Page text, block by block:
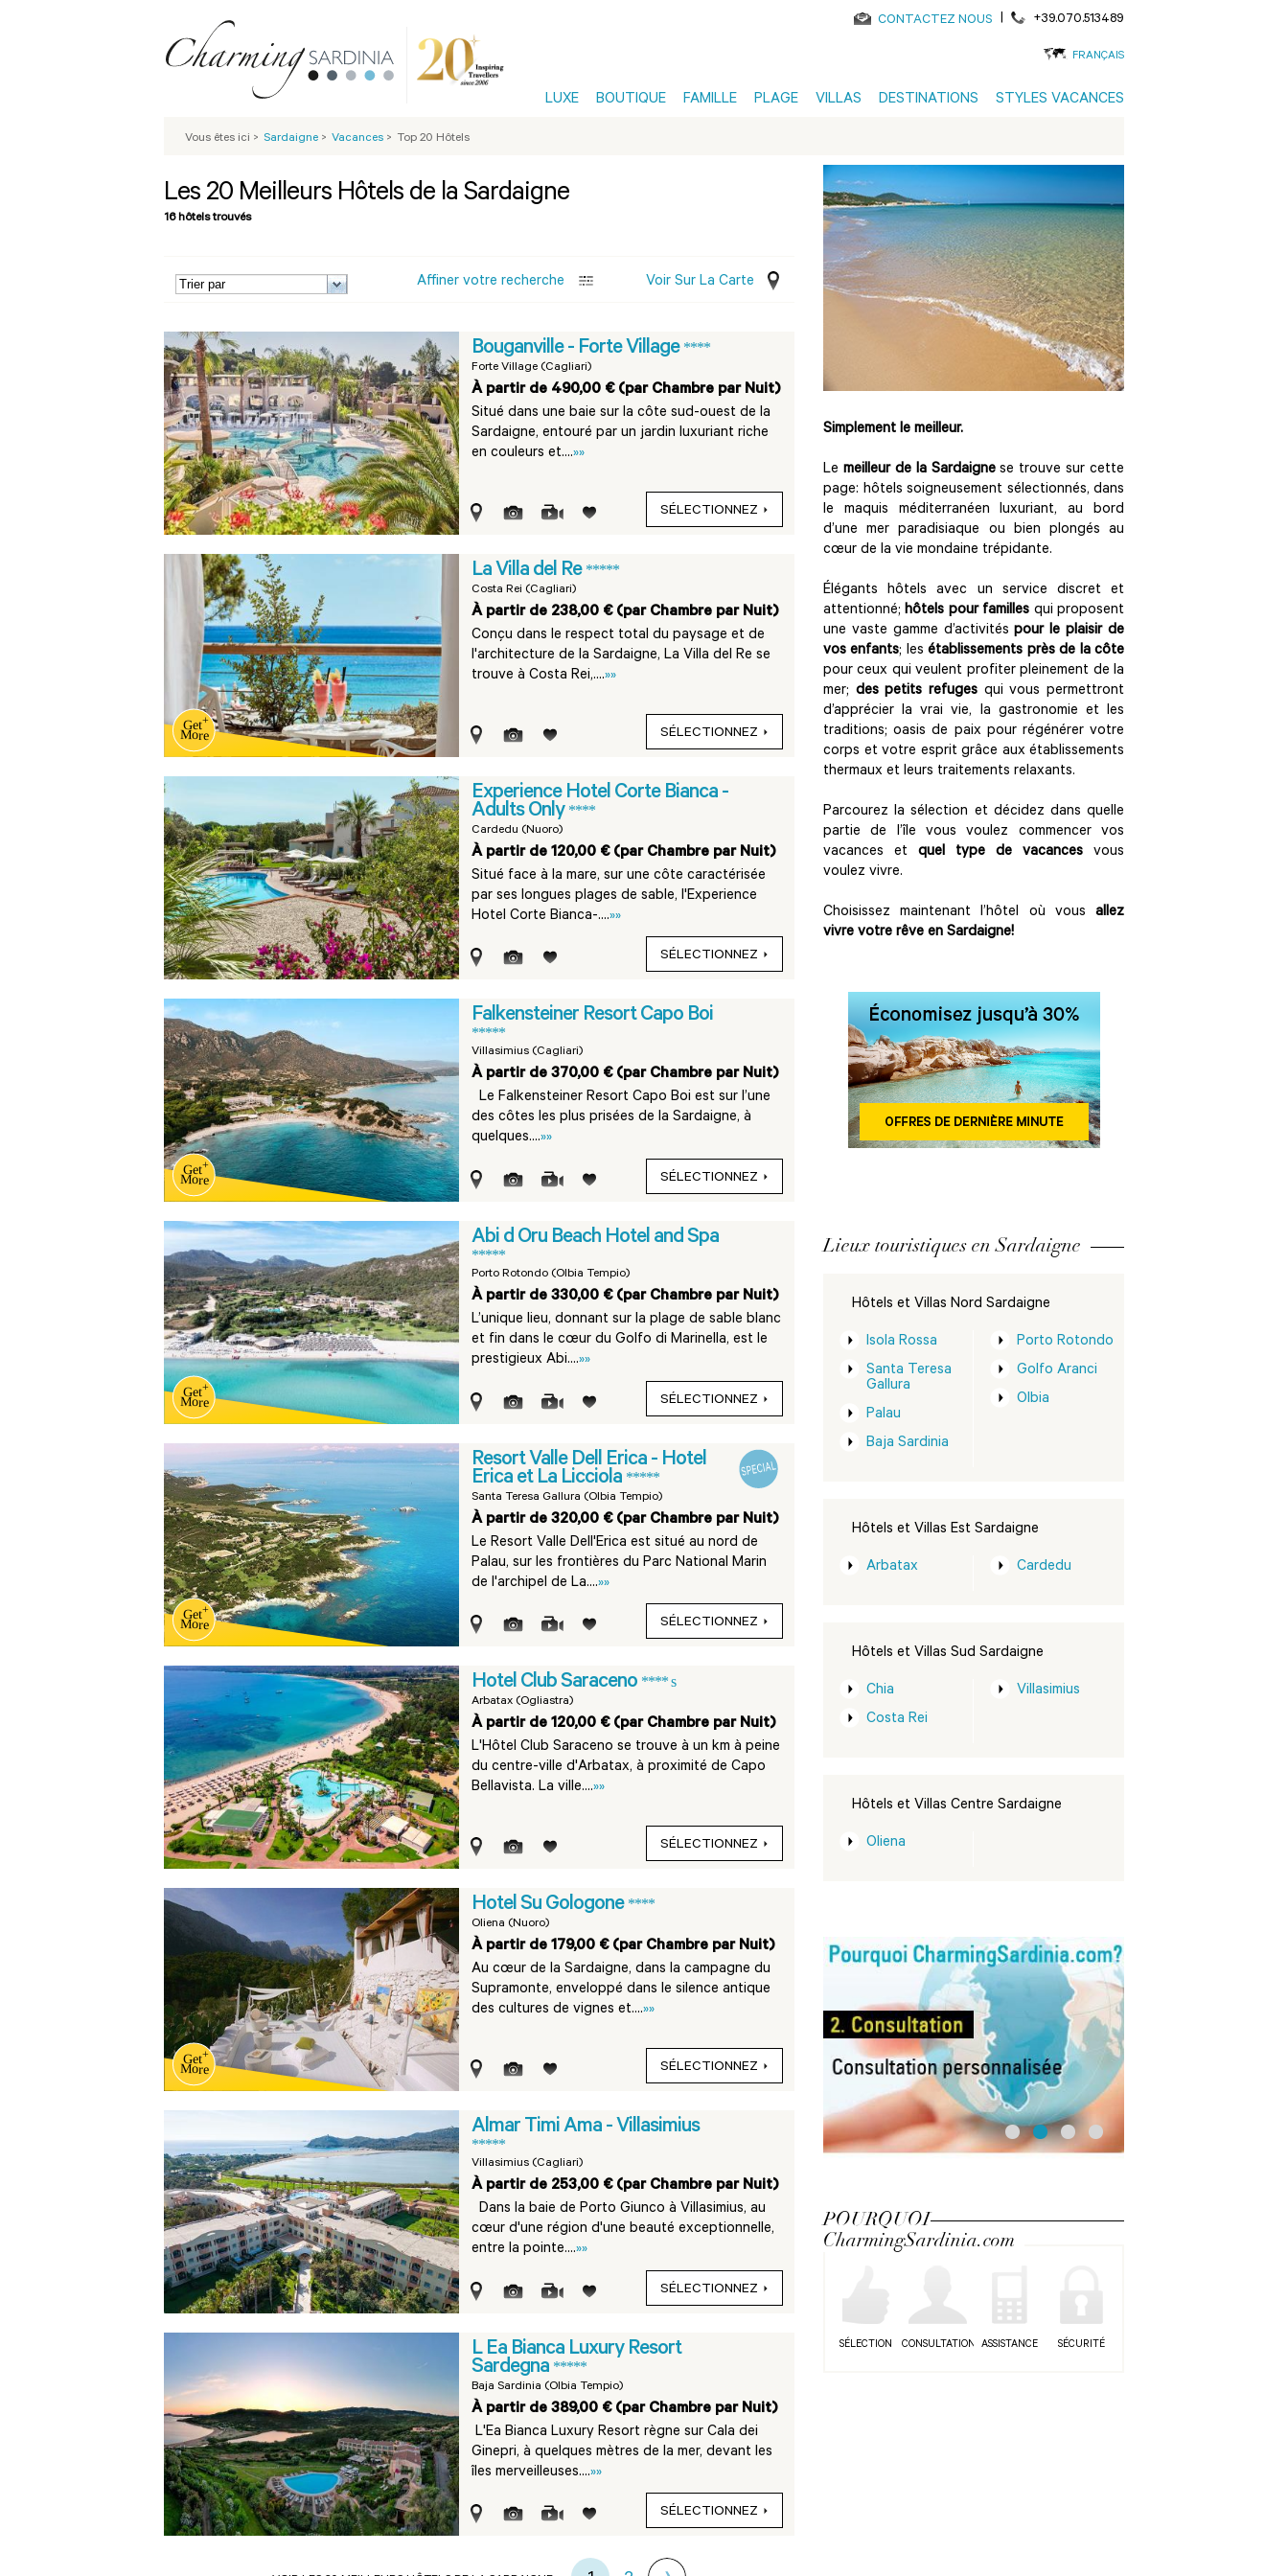
CONTACTEZ NOUS | +39.070.513489
FRANÇAIS
LUXE BOUTIQUE FAMILLE PLAGE VILLAS DESTINATIONS STYLES VACANCES
Vous êtes ici > Sardaigne > Vacances > Top 20 Hôtels
Les 20 Meilleurs Hôtels de la Sardaigne
16 hôtels trouvés
Affiner votre recherche Voir Sur La Carte
Bouganville - Forte Village ****
Forte Village (Cagliari)
À partir de 490,00 € (par Chambre par Nuit)
Situé dans une baie sur la côte sud-ouest de la
Sardaigne, entouré par un jardin luxuriant riche
en couleurs et....»»
SÉLECTIONNEZ
La Villa del Re *****
Costa Rei (Cagliari)
À partir de 238,00 € (par Chambre par Nuit)
Conçu dans le respect total du paysage et de
l'architecture de la Sardaigne, La Villa del Re se
trouve à Costa Rei,....»»
SÉLECTIONNEZ
Experience Hotel Corte Bianca -
Adults Only ****
Cardedu (Nuoro)
À partir de 120,00 € (par Chambre par Nuit)
Situé face à la mare, sur une côte caractérisée
par ses longues plages de sable, l'Experience
Hotel Corte Bianca-....»»
SÉLECTIONNEZ
Falkensteiner Resort Capo Boi
*****
Villasimius (Cagliari)
À partir de 370,00 € (par Chambre par Nuit)
Le Falkensteiner Resort Capo Boi est sur l’une
des côtes les plus prisées de la Sardaigne, à
quelques....»»
SÉLECTIONNEZ
Abi d Oru Beach Hotel and Spa
*****
Porto Rotondo (Olbia Tempio)
À partir de 330,00 € (par Chambre par Nuit)
L’unique lieu, donnant sur la plage de sable blanc
et fin dans le cœur du Golfo di Marinella, est le
prestigieux Abi....»»
SÉLECTIONNEZ
Resort Valle Dell Erica - Hotel
Erica et La Licciola *****
Santa Teresa Gallura (Olbia Tempio)
À partir de 320,00 € (par Chambre par Nuit)
Le Resort Valle Dell'Erica est situé au nord de
Palau, sur les frontières du Parc National Marin
de l'archipel de La....»»
SÉLECTIONNEZ
Hotel Club Saraceno **** s
Arbatax (Ogliastra)
À partir de 120,00 € (par Chambre par Nuit)
L'Hôtel Club Saraceno se trouve à un km à peine
du centre-ville d'Arbatax, à proximité de Capo
Bellavista. La ville....»»
SÉLECTIONNEZ
Hotel Su Gologone ****
Oliena (Nuoro)
À partir de 179,00 € (par Chambre par Nuit)
Au cœur de la Sardaigne, dans la campagne du
Supramonte, enveloppé dans le silence antique
des cultures de vignes et....»»
SÉLECTIONNEZ
Almar Timi Ama - Villasimius
*****
Villasimius (Cagliari)
À partir de 253,00 € (par Chambre par Nuit)
Dans la baie de Porto Giunco à Villasimius, au
cœur d'une région d'une beauté exceptionnelle,
entre la pointe....»»
SÉLECTIONNEZ
L Ea Bianca Luxury Resort
Sardegna *****
Baja Sardinia (Olbia Tempio)
À partir de 389,00 € (par Chambre par Nuit)
L'Ea Bianca Luxury Resort règne sur Cala dei
Ginepri, à quelques mètres de la mer, devant les
îles merveilleuses....»»
SÉLECTIONNEZ
Simplement le meilleur.
Le meilleur de la Sardaignese trouve sur cette
page: hôtels soigneusement sélectionnés, dans
le maquis méditerranéen luxuriant, au bord
d’une mer paradisiaque ou bien plongés au
cœur de la vie mondaine trépidante.
Élégants hôtels avec un service discret et
attentionné;hôtels pour familles qui proposent
une vaste gamme d’activités pour le plaisir de
vos enfants; lesétablissements près de la côte
pour ceux qui veulent profiter pleinement de la
mer; des petits refuges qui vous permettront
d’apprécier la vrai vie, la gastronomie et les
traditions; oasis de paix pour régénérer votre
corps et votre esprit grâce aux établissements
thermaux et leurs traitements relaxants.
Parcourez la sélection et décidez dans quelle
partie de l’île vous voulez commencer vos
vacances et quel type de vacances vous
voulez vivre.
Choisissez maintenant l’hôtel où vous allez
vivre votre rêve en Sardaigne!
Lieux touristiques en Sardaigne
Hôtels et Villas Nord Sardaigne
Isola Rossa
Santa Teresa
Gallura
Palau
Baja Sardinia
Porto Rotondo
Golfo Aranci
Olbia
Hôtels et Villas Est Sardaigne
Arbatax Cardedu
Hôtels et Villas Sud Sardaigne
Chia
Costa Rei
Villasimius
Hôtels et Villas Centre Sardaigne
Oliena
POURQUOI
CharmingSardinia.com
SÉLECTION CONSULTATION ASSISTANCE SÉCURITÉ